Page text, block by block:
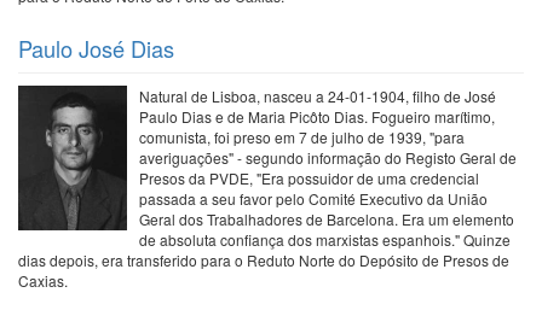
Paulo José Dias
Natural de Lisboa, nasceu a 24-01-1904, filho de José
Paulo Dias e de Maria Picôto Dias. Fogueiro marítimo,
comunista, foi preso em 7 de julho de 1939, "para
averiguações" - segundo informação do Registo Geral de
Presos da PVDE, "Era possuidor de uma credencial
passada a seu favor pelo Comité Executivo da União
Geral dos Trabalhadores de Barcelona. Era um elemento
de absoluta confiança dos marxistas espanhois." Quinze
dias depois, era transferido para o Reduto Norte do Depósito de Presos de
Caxias.